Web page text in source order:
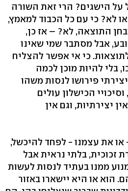
על הישגים? הרי זאת השורה
לא? כי עם כל הכבוד למאמץ,
התוצאה, לא? – אז כן,
אבל מסתבר שמי שאינו
כי אי אפשר להצליח
בלי להיות מוכן לכמה
פירושו לנסות משהו
הכישלון עולים
יצירתיות, וגם אין
או את עצמנו - לפחד להיכשל,
זכוכית, בלתי נראית אבל
ממנו בעתיד לנסות לעשות
הוא או היא יישארו באזור